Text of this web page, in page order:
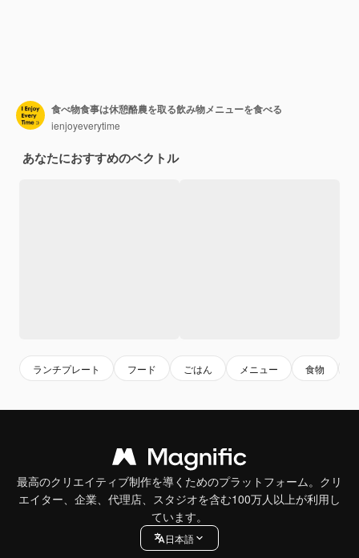
食べ物食事は休憩酪農を取る飲み物メニューを食べる
ienjoyeverytime
あなたにおすすめのベクトル
ランチプレート フード ごはん メニュー 食物
最高のクリエイティブ制作を導くためのプラットフォーム。クリ
エイター、企業、代理店、スタジオを含む100万人以上が利用し
ています。
日本語